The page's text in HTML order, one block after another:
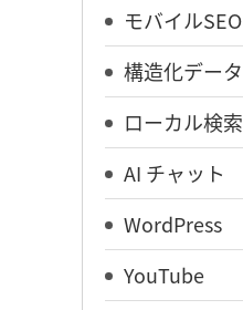
モバイルSEO
構造化データ
ローカル検索
AI チャット
WordPress
YouTube